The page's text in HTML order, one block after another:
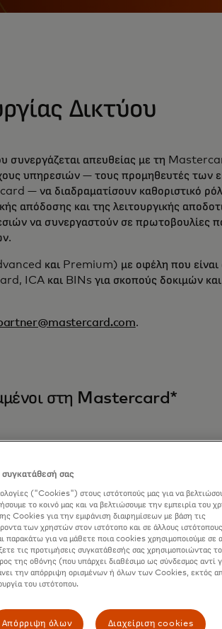
Δικτύου
απευθείας με τη
υπηρεσιών — τους προμηθευτές των
να διαδραματίσουν καθοριστικό
απόδοσης και της λειτουργικής
να συνεργαστούν σε πρωτοβουλίες
και Premium) με οφέλη που είναι
ICA και BINs για σκοπούς δοκιμών
.
στη Mastercard*
σας
("Cookies") στους ιστότοπούς μας για να
το κοινό μας και να βελτιώσουμε την εμπειρία του
Cookies για την εμφάνιση διαφημίσεων με βάση τις
των χρηστών στον ιστότοπο και σε άλλους
παρακάτω για να μάθετε ποια cookies χρησιμοποιούμε σε
τις προτιμήσεις συγκατάθεσής σας χρησιμοποιώντας το
της οθόνης (που υπάρχει διαθέσιμο ως σύνδεσμος αντί
την απόρριψη ορισμένων ή όλων των Cookies, εκτός
του ιστότοπου.
Απόρριψη όλων Διαχείριση cookies